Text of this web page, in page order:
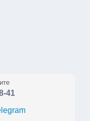
41